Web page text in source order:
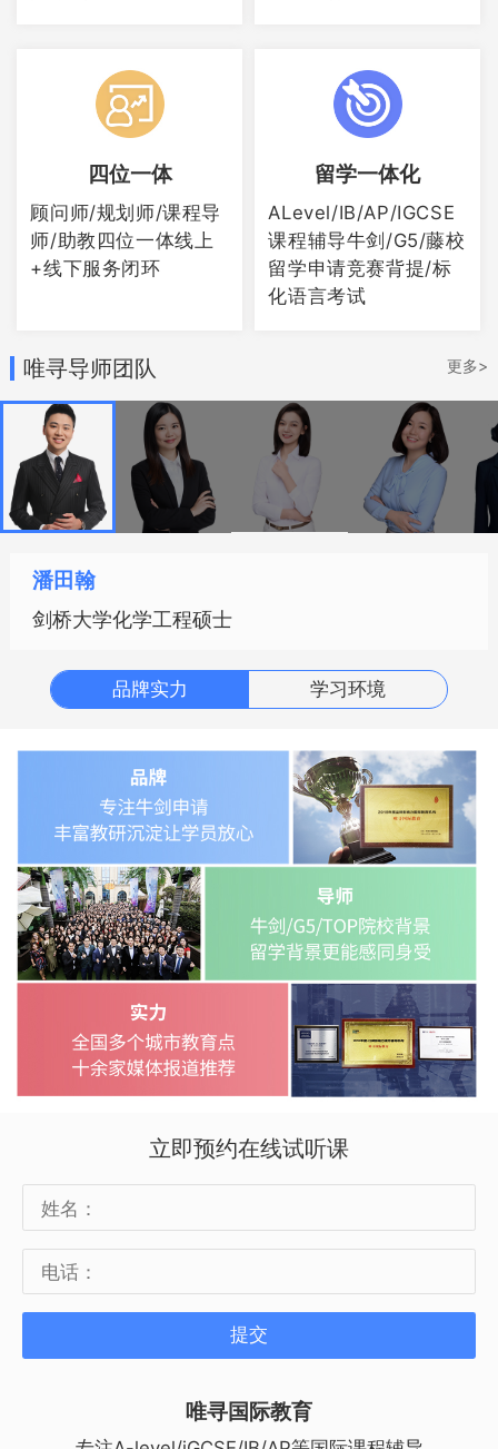
从整体来看，英国院校大多把参加了
epq
项目作为为本科学习做准备的有力补充，
纷纷鼓励申请者把EPQ项目经历放到个人
陈述中。可见EPQ的重要性，如果你也有
意参加EPQ研究型项目的产出，但是不知
道应该从何做起，
指导】，带你一键弯道超车~
知名大学海归竞赛导师带你打比赛
团队研发教案，启发同学竞赛思维
全程讲练结合，更有助教细致督学
四位一体
顾问师/规划师/课程导
师/助教四位一体线上
+线下服务闭环
留学一体化
ALevel/IB/AP/IGCSE
课程辅导牛剑/G5/藤校
留学申请竞赛背提/标
化语言考试
唯寻导师团队 更多>
潘田翰
剑桥大学化学工程硕士
品牌实力 学习环境
立即预约在线试听课
提交
唯寻国际教育